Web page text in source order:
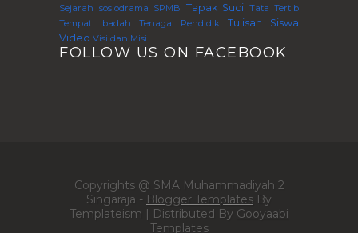
Sejarah sosiodrama SPMB Tapak Suci Tata Tertib
Tempat Ibadah
Tenaga Pendidik
Tulisan Siswa
Video Visi dan Misi
FOLLOW US ON FACEBOOK
Copyrights @ SMA Muhammadiyah 2
Singaraja - Blogger Templates By
Templateism | Distributed By Gooyaabi
Templates